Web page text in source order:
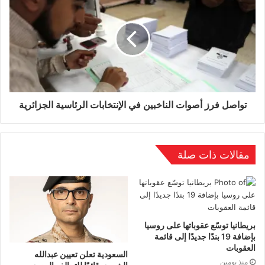
ويترقبها أهلنا في طرابلس بفارغ الصبر منذ أن غزاها
واستوطن فيها الإرهابيون وأصبحت وكرا للمجرمين”.
وشدد حفتر على ضرورة “احترام حرمات البيوت
والممتلكات الخاصة والعامة ومراعاة قواعد الإشتباك
ومبادئ القانون الدولي الإنساني”.
طرابلس بعد إعلان قائد الجيش المشير خليفة حفتر
انطلاق المعركة الحاسمة.
وأعرب المصدر ،الذي طلب عدم كشف هويته، خلال
تصريح لقناة(الحرة) عن تحفظه عن الإدلاء بموقف
البنتاغون إزاء تصريحات حفتر، مضيفا أن الساعات
تواصل فرز أصوات الناخبين في الإنتخابات الرئاسية الجزائرية
مقالات ذات صلة
بريطانيا توسّع عقوباتها على روسيا
بإضافة 19 بندًا جديدًا إلى قائمة
العقوبات
منذ يومين
السعودية تعلن تعيين عبدالله